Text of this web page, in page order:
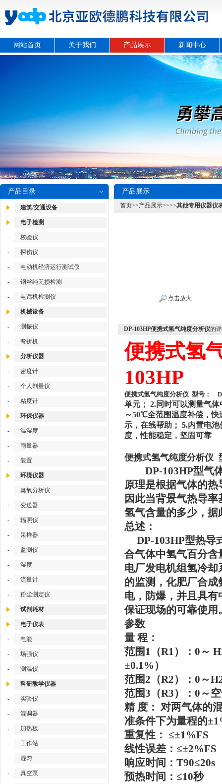
网站首页 关于我们 产品展示 新闻中心
产品目录
建筑/交通设备
电子检测
- 校验仪
- 探伤仪
- 电动机经济运行测试仪
- 钢丝绳无损检测
- 电话机检测仪
机械设备
- 测振仪
- 弯折机
分析仪器
- 密度计
- 个人剂量仪
- 粘度计
环保仪器
- 温湿度
- 雨量器
- 装置
环境仪器
- 臭氧分析仪
- 变送器
- 辐照仪
- 采样器
- 监测仪
- 湿度
- 流量计
- 粉尘测定仪
试剂耗材
电子仪表
- 电能
- 场强仪
- 测温仪
科研教学仪器
- 实验仪
- 混调器
- 加热板
- 工作站
- 混匀
- 真空泵
产品展示
首页>>产品展示>>>>其他专用仪器仪
点击放大
DP-103HP便携式氢气纯度分析仪的
便携式氢
103HP
便携式氢气纯度分析仪 型号：
单元； 2.同时可以测量气
～50℃全范围温度补偿，快
示，在线帮助； 5.内置电
度，性能稳定，坚固可靠
便携式氢气纯度分析仪
DP-103HP型气体
原理是根据气体的
因此当背景气热导
氢气含量的多少，据
总述：
DP-103HP型热导
合气体中氢气百分
电厂发电机组氢冷
的监测，化肥厂合
电，防爆，并且具
保证现场的可靠使用
参数
量 程：
范围1（R1）：0～
±0.1%）
范围2（R2）：0～
范围3（R3）：0～
精 度： 对两气体的
准条件下为量程的
重复性： ≤±1%FS
线性误差：≤±2%FS
响应时间：T90≤20s
预热时间：≤10秒